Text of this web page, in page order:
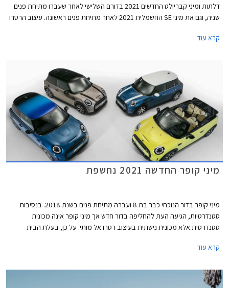
דלתות ומיני קבריולט החדשים 2021 בדורם השלישי לאחר שעברו מתיחת פנים
שניה, וגם את מיני SE החשמלית 2021 לאחר מתיחת פנים ראשונה. עיצוב הרטרו
"חשמלי" ואטום עם מסגרת בגוון שחור מבריק. הפגוש הקדמי כולל כעת כונסי
פנס ערפל מרכזי. פנסי LED אחוריים עם גרפיקת דגל בריטניה - Union Lack
אינץ' חדשים, וצבעי מרכב חדשים לרבות צביעה רב גונית לגג המשלבת שני
צבעים.
קרא עוד
מיני קופר החדשה 2021 נחשפת
מיני קופר בדור הנוכחי כבר בת 8 ועברה מתיחת פנים בשנת 2018. בנסיבות
סטנדרטיות, הגיעה העת להחליפה בדור חדש אך מיני קופר אינה מכונית
סטנדרטית אלא מכונית נישתית בעיצוב רטרו אל מותי. על כן, בעלת הבית
אשר ישאירו אותה עדכנית בקו החזית לשנים הקרובות.
קרא עוד